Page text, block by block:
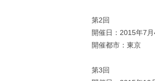
第2回
開催日：2015年7
開催都市：東京
第3回